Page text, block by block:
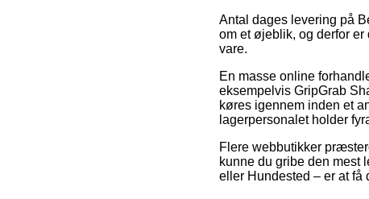
Antal dages levering på
om et øjeblik, og derfor
vare.
En masse online
eksempelvis GripGrab
køres igennem inden et
lagerpersonalet holder
Flere webbutikker
kunne du gribe den mest
eller Hundested – er at få